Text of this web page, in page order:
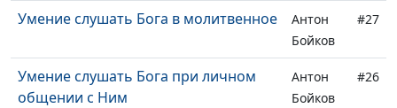
Умение слушать Бога в молитвенное
Антон
Бойков
#27
Умение слушать Бога при личном
общении с Ним
Антон
Бойков
#26